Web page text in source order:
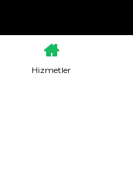
Hizmetler